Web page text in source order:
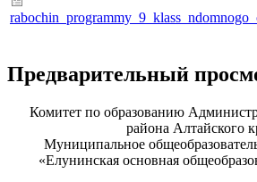
Предварительный
Комитет по образованию
района Алтайского
Муниципальное
«Елунинская основная